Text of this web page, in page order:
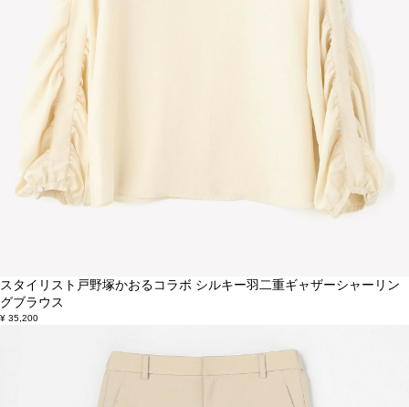
スタイリスト戸野塚かおるコラボ シルキー羽二重ギャザーシャーリン
グブラウス
¥ 35,200